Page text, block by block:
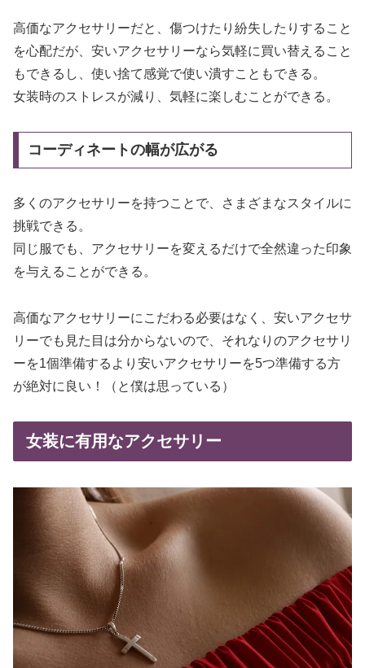
高価なアクセサリーだと、傷つけたり紛失したりすること
を心配だが、安いアクセサリーなら気軽に買い替えること
もできるし、使い捨て感覚で使い潰すこともできる。
女装時のストレスが減り、気軽に楽しむことができる。
コーディネートの幅が広がる
多くのアクセサリーを持つことで、さまざまなスタイルに
挑戦できる。
同じ服でも、アクセサリーを変えるだけで全然違った印象
を与えることができる。
高価なアクセサリーにこだわる必要はなく、安いアクセサ
リーでも見た目は分からないので、それなりのアクセサリ
ーを1個準備するより安いアクセサリーを5つ準備する方
が絶対に良い！（と僕は思っている）
女装に有用なアクセサリー